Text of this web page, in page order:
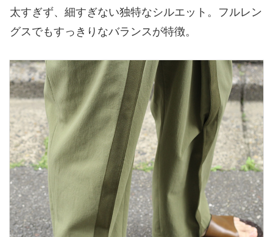
太すぎず、細すぎない独特なシルエット。フルレン
グスでもすっきりなバランスが特徴。